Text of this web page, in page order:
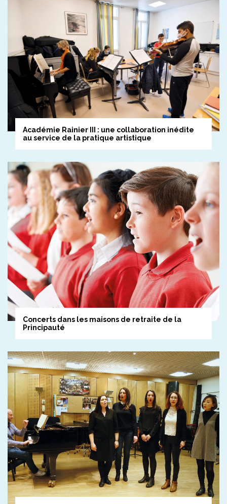
Les ateliers numériques de la Médiathèque
Académie Rainier III : une collaboration inédite
au service de la pratique artistique
Concerts dans les maisons de retraite de la
Principauté